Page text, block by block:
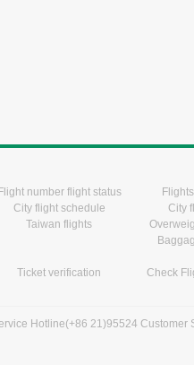
Flight number flight status
City flight schedule City
Taiwan flights
Ticket verification Check
Hotline(+86 21)95524 Customer